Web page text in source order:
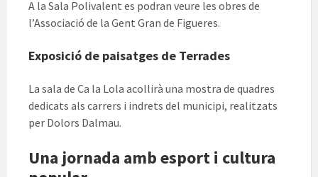
A la Sala Polivalent es podran veure les obres de
l’Associació de la Gent Gran de Figueres.
Exposició de paisatges de Terrades
La sala de Ca la Lola acollirà una mostra de quadres
dedicats als carrers i indrets del municipi, realitzats
per Dolors Dalmau.
Una jornada amb esport i cultura